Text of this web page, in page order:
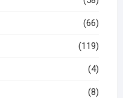
(66)
(119)
(4)
(8)